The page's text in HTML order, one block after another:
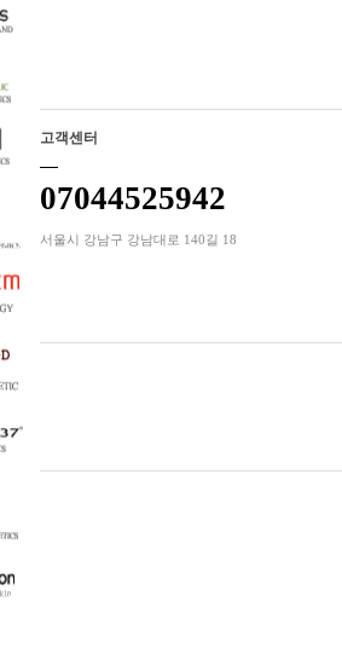
고객센터
07044525942
서울시 강남구 강남대로 140길 18